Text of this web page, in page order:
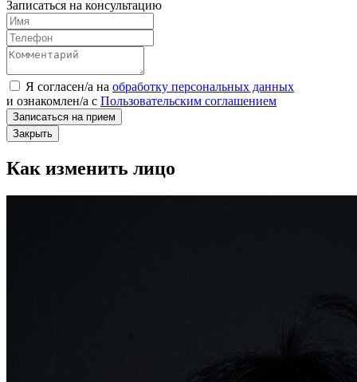
Записаться на консультацию
Я согласен/а на обработку персональных данных
и ознакомлен/а с Пользовательским соглашением
Записаться на прием
Закрыть
Как изменить лицо